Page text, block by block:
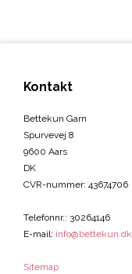
Kontakt
Bettekun Garn
Spurvevej 8
9600 Aars
DK
CVR-nummer: 43674706
Telefonnr.: 30264146
E-mail: info@bettekun.dk
Sitemap